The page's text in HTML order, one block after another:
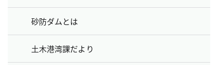
砂防ダムとは
土木港湾課だより